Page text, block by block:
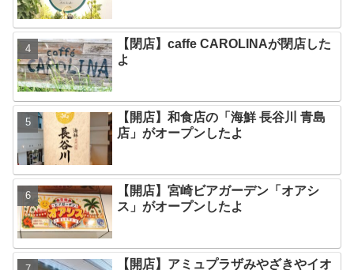
【閉店】caffe CAROLINAが閉店した
よ
【開店】和食店の「海鮮 長谷川 青島
店」がオープンしたよ
【開店】宮崎ビアガーデン「オアシ
ス」がオープンしたよ
【開店】アミュプラザみやざきやイオ